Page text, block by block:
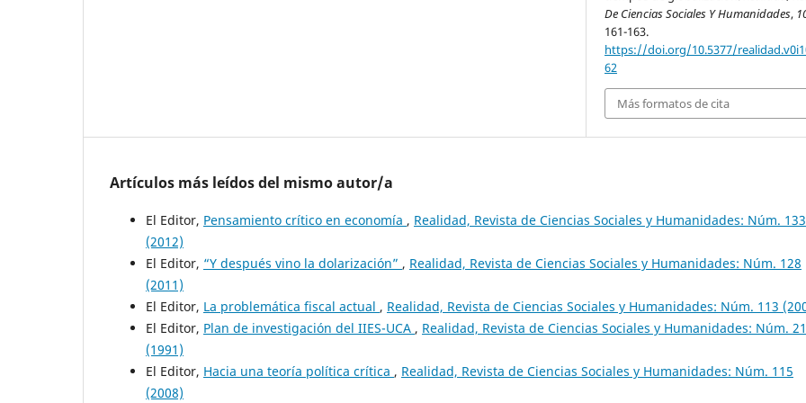
De Ciencias Sociales Y Humanidades,
161-163.
https://doi.org/10.5377/
62
Más formatos de cita
Artículos más leídos del mismo autor/a
El Editor, Pensamiento crítico en economía , Realidad, Revista de Ciencias Sociales y Humanidades: Núm. 133
(2012)
El Editor, “Y después vino la dolarización” , Realidad, Revista de Ciencias Sociales y Humanidades: Núm. 128
(2011)
El Editor, La problemática fiscal actual , Realidad, Revista de Ciencias Sociales y Humanidades: Núm. 113
El Editor, Plan de investigación del IIES-UCA , Realidad, Revista de Ciencias Sociales y Humanidades: Núm. 21
(1991)
El Editor, Hacia una teoría política crítica , Realidad, Revista de Ciencias Sociales y Humanidades: Núm. 115
(2008)